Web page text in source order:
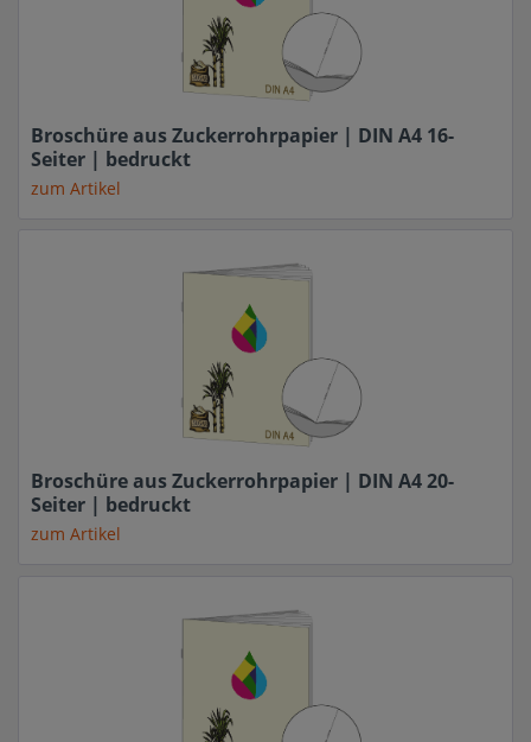
Broschüre aus Zuckerrohrpapier | DIN A4 16-
Seiter | bedruckt
zum Artikel
Broschüre aus Zuckerrohrpapier | DIN A4 20-
Seiter | bedruckt
zum Artikel